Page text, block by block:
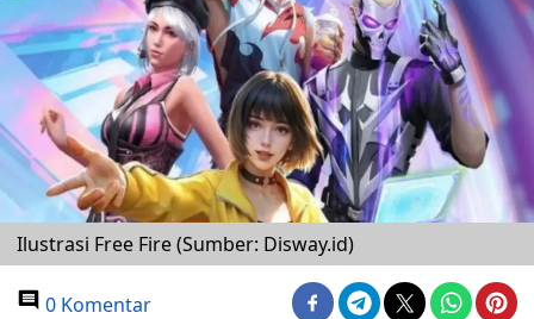
Ilustrasi Free Fire (Sumber: Disway.id)
0 Komentar